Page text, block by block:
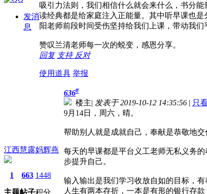
发消
息
吸引力法则，我们相信什么就会来什么，书分
读经典都是给家庭注入正能量。其中听早课也
阳老师前段时间受伤坚持给我们上课，带动我
赞叹兰清老师每一次的蜕变，感恩分享。
回复 支持 反对
使用道具 举报
江西慧露妈辉燕
1
主题
663
帖子
1448
积分
636#
楼主| 发表于 2019-10-12 14:35:56 | 只
9月14日，周六，晴。
帮助别人就是成就自己，奉献是恭敬地
每天的早课都是平台义工老师无私义务
步提升自己。
输入输出是我们学习收放自如的目标，
人生有两本存折，一本是有形的银行存